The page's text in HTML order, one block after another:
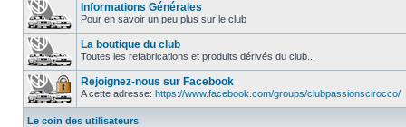
Informations Générales
Pour en savoir un peu plus sur le club
La boutique du club
Toutes les refabrications et produits dérivés du club...
Rejoignez-nous sur Facebook
A cette adresse: https://www.facebook.com/groups/clubpassionscirocco/
Le coin des utilisateurs